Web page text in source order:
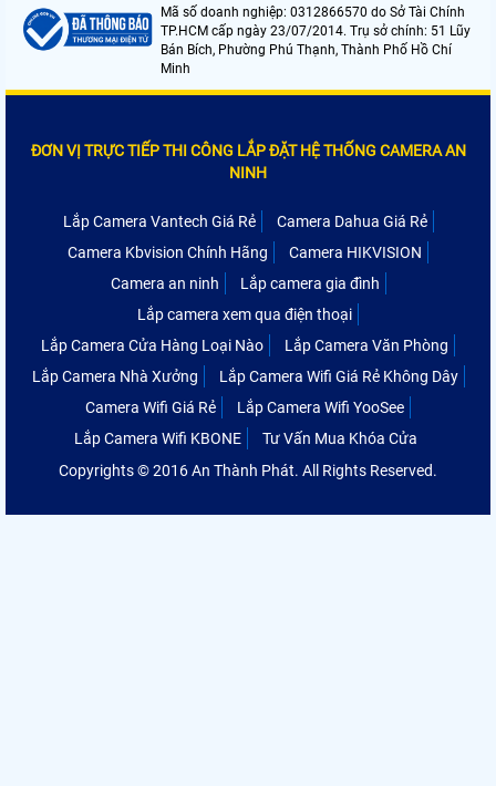
Mã số doanh nghiệp: 0312866570 do Sở Tài Chính
TP.HCM cấp ngày 23/07/2014. Trụ sở chính: 51 Lũy
Bán Bích, Phường Phú Thạnh, Thành Phố Hồ Chí
Minh
ĐƠN VỊ TRỰC TIẾP THI CÔNG LẮP ĐẶT HỆ THỐNG CAMERA AN
NINH
Lắp Camera Vantech Giá Rẻ
Camera Dahua Giá Rẻ
Camera Kbvision Chính Hãng
Camera HIKVISION
Camera an ninh
Lắp camera gia đình
Lắp camera xem qua điện thoại
Lắp Camera Cửa Hàng Loại Nào
Lắp Camera Văn Phòng
Lắp Camera Nhà Xưởng
Lắp Camera Wifi Giá Rẻ Không Dây
Camera Wifi Giá Rẻ
Lắp Camera Wifi YooSee
Lắp Camera Wifi KBONE
Tư Vấn Mua Khóa Cửa
Copyrights © 2016 An Thành Phát. All Rights Reserved.